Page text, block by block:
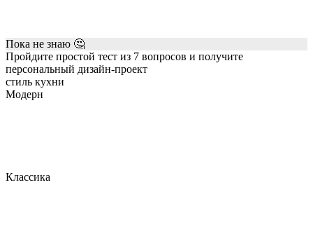
Пока не знаю 🤔
Пройдите простой тест из 7 вопросов и получите
персональный дизайн-проект
стиль кухни
Модерн
Классика